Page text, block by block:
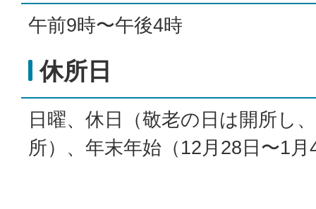
午前9時〜午後4時
休所日
日曜、休日（敬老の日は開所し
所）、年末年始（12月28日〜1月